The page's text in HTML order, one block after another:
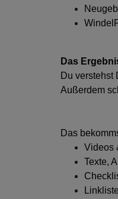
Das
Du verstehst
Außerdem
Das
Videos
Texte,